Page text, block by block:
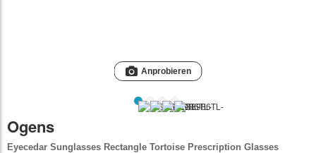
Anprobieren
Ogens
Eyecedar Sunglasses Rectangle Tortoise Prescription Glasses